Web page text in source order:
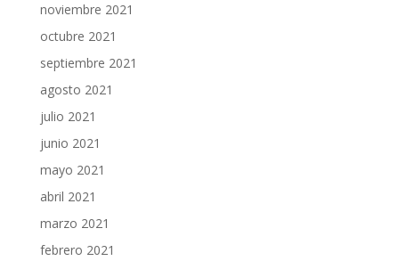
noviembre 2021
octubre 2021
septiembre 2021
agosto 2021
julio 2021
junio 2021
mayo 2021
abril 2021
marzo 2021
febrero 2021